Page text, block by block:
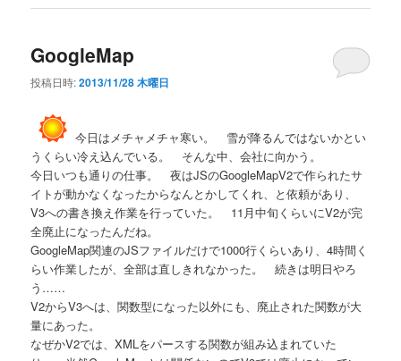
GoogleMap
投稿日時:2013/11/28 木曜日
今日はメチャメチャ寒い。 雪が降るんではないかとい
うくらい冷え込んでいる。 そんな中、会社に向かう。
今日いつも通りの仕事。 夜はJSのGoogleMapV2で作られたサ
イトが動かなくなったからなんとかしてくれ、と依頼があり、
V3への書き換え作業を行っていた。 11月中旬くらいにV2が完
全廃止になったんだね。
GoogleMap関連のJSファイルだけで1000行くらいあり、4時間く
らい作業したが、全部は直しきれなかった。 続きは明日やろ
う……
V2からV3へは、関数型になった以外にも、廃止された関数が大
量にあった。
なぜかV2では、XMLをパースする関数が組み込まれていた